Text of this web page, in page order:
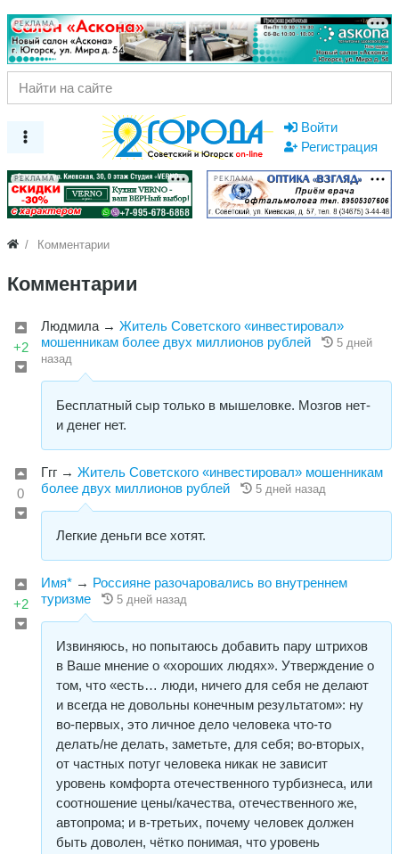
РЕКЛАМА
Войти
Регистрация
РЕКЛАМА РЕКЛАМА
Комментарии
Комментарии
+2
Людмила → Житель Советского «инвестировал»
мошенникам более двух миллионов рублей
5 дней
назад
Бесплатный сыр только в мышеловке. Мозгов нет-
и денег нет.
0
Ггг → Житель Советского «инвестировал» мошенникам
более двух миллионов рублей
5 дней назад
Легкие деньги все хотят.
+2
Имя* → Россияне разочаровались во внутреннем
туризме
5 дней назад
Извиняюсь, но попытаюсь добавить пару штрихов
в Ваше мнение о «хороших людях». Утверждение о
том, что «есть… люди, ничего для себя не делают
и всегда не довольны конечным результатом»: ну
во-первых, это личное дело человека что-то
делать/не делать, заметьте, для себя; во-вторых,
от частных потуг человека никак не зависит
уровень комфорта отечественного турбизнеса, или
соотношение цены/качества, отечественного же,
автопрома; и в-третьих, почему человек должен
быть доволен, чётко понимая, что уровень